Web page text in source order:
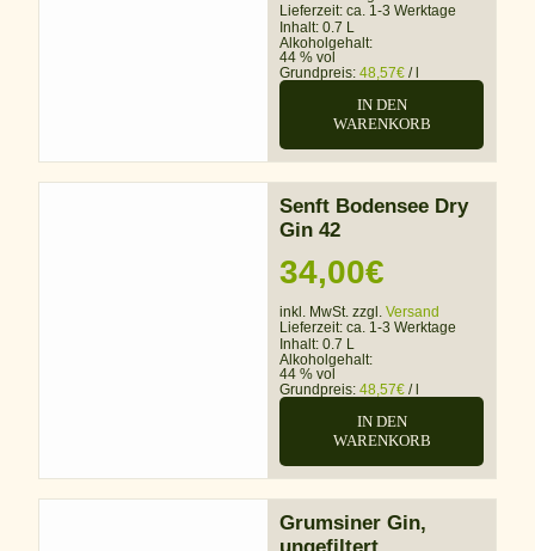
Lieferzeit: ca. 1-3 Werktage
Inhalt: 0.7 L
Alkoholgehalt:
44 % vol
Grundpreis: 48,57€ /l
IN DEN
WARENKORB
Senft Bodensee Dry
Gin 42
34,00€
inkl. MwSt. zzgl. Versand
Lieferzeit: ca. 1-3 Werktage
Inhalt: 0.7 L
Alkoholgehalt:
44 % vol
Grundpreis: 48,57€ /l
IN DEN
WARENKORB
Grumsiner Gin,
ungefiltert